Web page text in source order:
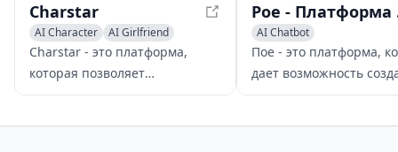
Charstar
AI Character
AI Girlfriend
AI Chatbot
Charstar - это платформа,
которая позволяет
пользователям общаться с
Poe -
AI Chatbot
Пое - это платформа,
дает возможность
индивидуальные